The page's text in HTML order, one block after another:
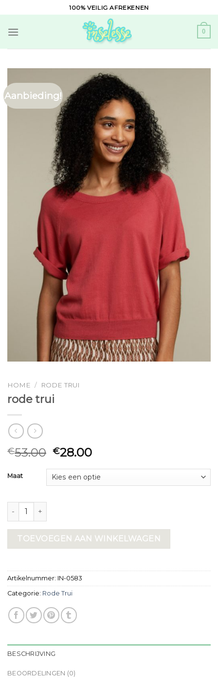
to
content
100% VEILIG AFREKENEN
0
Aanbieding!
HOME / RODE TRUI
rode trui
€53.00 €28.00
Maat
rode trui aantal
TOEVOEGEN AAN WINKELWAGEN
Artikelnummer: IN-0583
Categorie: Rode Trui
BESCHRIJVING
BEOORDELINGEN (0)